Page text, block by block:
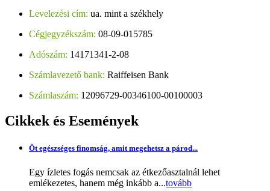
Levelezési cím: ua. mint a székhely
Cégjegyzékszám: 08-09-015785
Adószám: 14171341-2-08
Számlavezető bank: Raiffeisen Bank
Számlaszám: 12096729-00346100-00100003
Cikkek és Események
Öt egészséges finomság, amit megehetsz a párod...
Egy ízletes fogás nemcsak az étkezőasztalnál lehet
emlékezetes, hanem még inkább a...tovább